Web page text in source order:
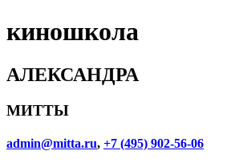
киношкола
АЛЕКСАНДРА
МИТТЫ
admin@mitta.ru, +7 (495) 902-56-06